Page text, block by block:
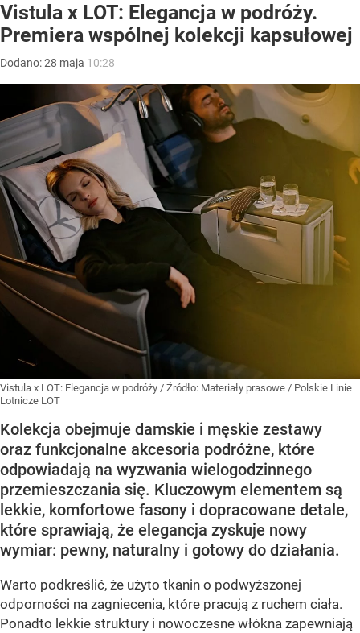
Vistula x LOT: Elegancja w podróży.
Premiera wspólnej kolekcji kapsułowej
Dodano:28 maja 10:28
Vistula x LOT: Elegancja w podróży / Źródło: Materiały prasowe / Polskie Linie
Lotnicze LOT
Kolekcja obejmuje damskie i męskie zestawy
oraz funkcjonalne akcesoria podróżne, które
odpowiadają na wyzwania wielogodzinnego
przemieszczania się. Kluczowym elementem są
lekkie, komfortowe fasony i dopracowane detale,
które sprawiają, że elegancja zyskuje nowy
wymiar: pewny, naturalny i gotowy do działania.
Warto podkreślić, że użyto tkanin o podwyższonej
odporności na zagniecenia, które pracują z ruchem ciała.
Ponadto lekkie struktury i nowoczesne włókna zapewniają